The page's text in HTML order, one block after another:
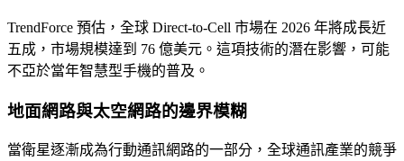
TrendForce 預估，全球 Direct-to-Cell 市場在 2026 年將成長近
五成，市場規模達到 76 億美元。這項技術的潛在影響，可能
不亞於當年智慧型手機的普及。
地面網路與太空網路的邊界模糊
當衛星逐漸成為行動通訊網路的一部分，全球通訊產業的競爭